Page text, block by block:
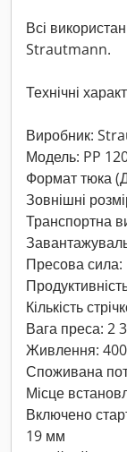
Всі
Strautmann.
Технічні
Виробник:
Модель: PP
Формат тюка
Зовнішні
Транспортна
Пресова сила:
Кількість
Вага преса: 2
Живлення:
Споживана
Місце
Включено
19 мм